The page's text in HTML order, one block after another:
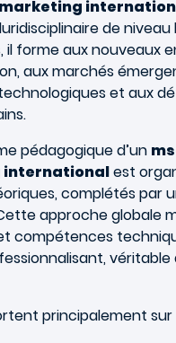
de niveau
il forme aux nouveaux
aux marchés
et aux
pédagogique d’un
internationalest
complétés par
approche globale
compétences
principalement sur